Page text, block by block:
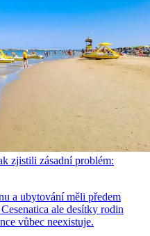
zjistili zásadní problém:
a ubytování měli předem
ale desítky rodin
vůbec neexistuje.